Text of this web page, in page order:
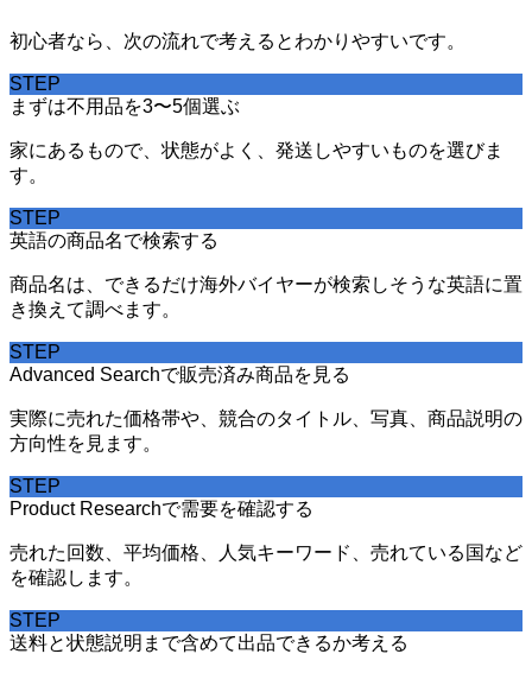
初心者なら、次の流れで考えるとわかりやすいです。
STEP
まずは不用品を3〜5個選ぶ
家にあるもので、状態がよく、発送しやすいものを選びま
す。
STEP
英語の商品名で検索する
商品名は、できるだけ海外バイヤーが検索しそうな英語に置
き換えて調べます。
STEP
Advanced Searchで販売済み商品を見る
実際に売れた価格帯や、競合のタイトル、写真、商品説明の
方向性を見ます。
STEP
Product Researchで需要を確認する
売れた回数、平均価格、人気キーワード、売れている国など
を確認します。
STEP
送料と状態説明まで含めて出品できるか考える